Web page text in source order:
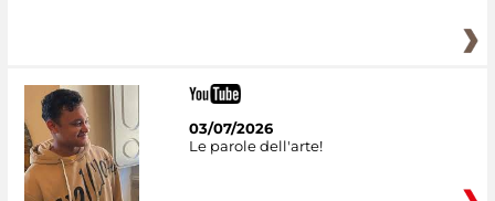
03/07/2026
Le parole dell'arte!